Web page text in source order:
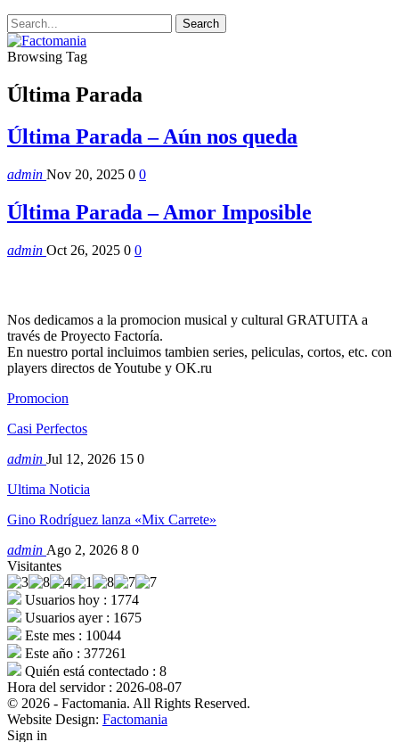
Browsing Tag
Última Parada
Última Parada – Aún nos queda
admin Nov 20, 2025 0 0
Última Parada – Amor Imposible
admin Oct 26, 2025 0 0
Nos dedicamos a la promocion musical y cultural GRATUITA a
través de Proyecto Factoría.
En nuestro portal incluimos tambien series, peliculas, cortos, etc. con
players directos de Youtube y OK.ru
Promocion
Casi Perfectos
admin Jul 12, 2026 15 0
Ultima Noticia
Gino Rodríguez lanza «Mix Carrete»
admin Ago 2, 2026 8 0
Visitantes
Usuarios hoy : 1774
Usuarios ayer : 1675
Este mes : 10044
Este año : 377261
Quién está contectado : 8
Hora del servidor : 2026-08-07
© 2026 - Factomania. All Rights Reserved.
Website Design: Factomania
Sign in